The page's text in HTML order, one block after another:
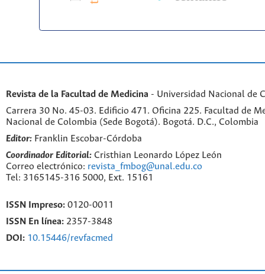
Revista de la Facultad de Medicina - Universidad Nacional de
Carrera 30 No. 45-03. Edificio 471. Oficina 225. Facultad de
Nacional de Colombia (Sede Bogotá). Bogotá. D.C., Colombia
Editor: Franklin Escobar-Córdoba
Coordinador Editorial: Cristhian Leonardo López León
Correo electrónico: revista_fmbog@unal.edu.co
Tel: 3165145-316 5000, Ext. 15161
ISSN Impreso: 0120-0011
ISSN En línea: 2357-3848
DOI: 10.15446/revfacmed